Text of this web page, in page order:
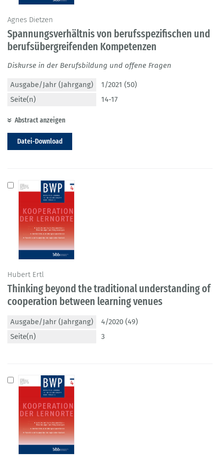
Agnes Dietzen
Spannungsverhältnis von berufsspezifischen und
berufsübergreifenden Kompetenzen
Diskurse in der Berufsbildung und offene Fragen
Ausgabe/Jahr (Jahrgang)
1/2021 (50)
Seite(n)
14-17
Abstract anzeigen
Datei-Download
Hubert Ertl
Thinking beyond the traditional understanding of
cooperation between learning venues
Ausgabe/Jahr (Jahrgang)
4/2020 (49)
Seite(n)
3